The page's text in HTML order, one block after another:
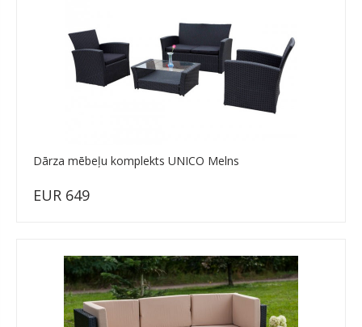
Dārza mēbeļu komplekts UNICO Melns
EUR 649